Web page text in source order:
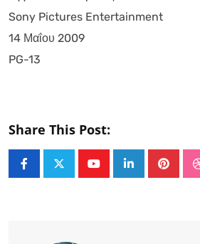
Sony Pictures Entertainment
14 Μαΐου 2009
PG-13
Share This Post:
YoutubeLinkedIn